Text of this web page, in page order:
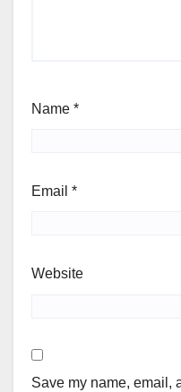
Name *
Email *
Website
Save my name, email,